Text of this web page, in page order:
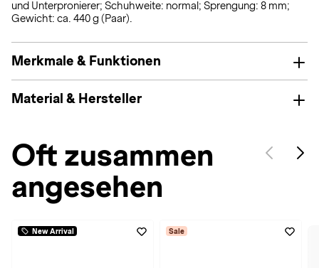
und Unterpronierer; Schuhweite: normal; Sprengung: 8 mm;
Gewicht: ca. 440 g (Paar).
Merkmale & Funktionen
Material & Hersteller
Oft zusammen
angesehen
New Arrival Sale